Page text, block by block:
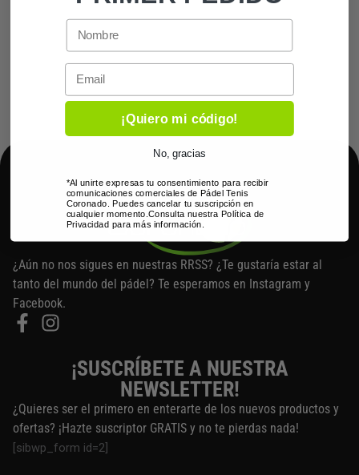
r
i
g
i
n
a
:
2
7
5
,
0
0
c
u
a
e
s
:
9
2
,
5
0
€
.
¿Aún no nos sigues en nuestras RRSS? ¿Te gustaría estar al
tanto del mundo del pádel? Te esperamos en Instagram y
Facebook.
¡SUSCRÍBETE A NUESTRA
NEWSLETTER!
¿Quieres ser el primero en enterarte de los nuevos productos y
ofertas? ¡Hazte suscriptor GRATIS y no te pierdas nada!
[sibwp_form id=2]
Email
¡Quiero mi código!
No, gracias
*Al unirte expresas tu consentimiento para recibir
comunicaciones comerciales de Pádel Tenis
Coronado. Puedes cancelar tu suscripción en
cualquier momento.Consulta nuestra Política de
Privacidad para más información.